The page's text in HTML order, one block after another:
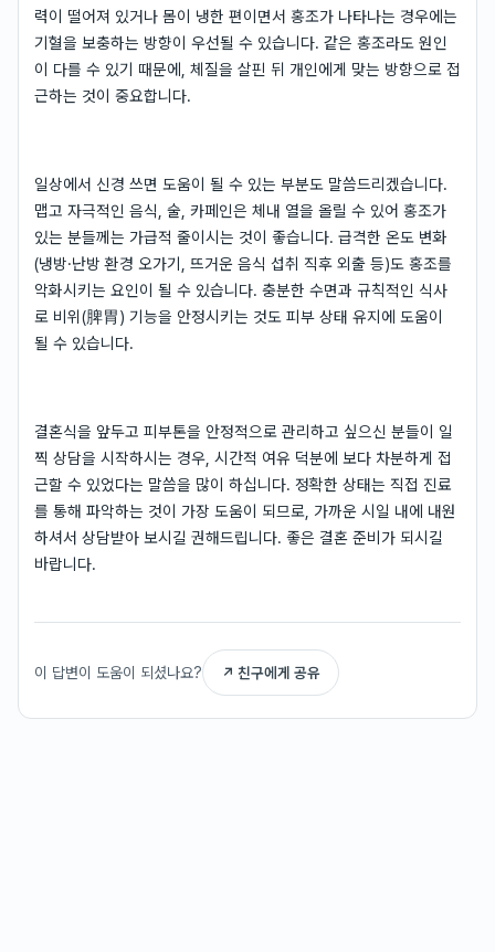
력이 떨어져 있거나 몸이 냉한 편이면서 홍조가 나타나는 경우에는
기혈을 보충하는 방향이 우선될 수 있습니다. 같은 홍조라도 원인
이 다를 수 있기 때문에, 체질을 살핀 뒤 개인에게 맞는 방향으로 접
근하는 것이 중요합니다.
일상에서 신경 쓰면 도움이 될 수 있는 부분도 말씀드리겠습니다.
맵고 자극적인 음식, 술, 카페인은 체내 열을 올릴 수 있어 홍조가
있는 분들께는 가급적 줄이시는 것이 좋습니다. 급격한 온도 변화
(냉방·난방 환경 오가기, 뜨거운 음식 섭취 직후 외출 등)도 홍조를
악화시키는 요인이 될 수 있습니다. 충분한 수면과 규칙적인 식사
로 비위(脾胃) 기능을 안정시키는 것도 피부 상태 유지에 도움이
될 수 있습니다.
결혼식을 앞두고 피부톤을 안정적으로 관리하고 싶으신 분들이 일
찍 상담을 시작하시는 경우, 시간적 여유 덕분에 보다 차분하게 접
근할 수 있었다는 말씀을 많이 하십니다. 정확한 상태는 직접 진료
를 통해 파악하는 것이 가장 도움이 되므로, 가까운 시일 내에 내원
하셔서 상담받아 보시길 권해드립니다. 좋은 결혼 준비가 되시길
바랍니다.
이 답변이 도움이 되셨나요? ↗ 친구에게 공유